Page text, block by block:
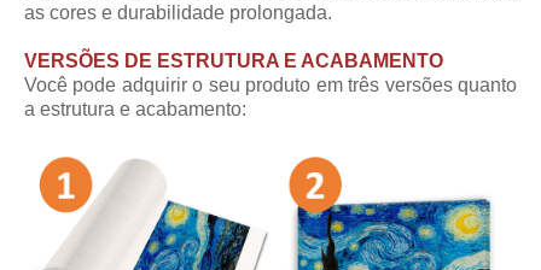
as cores e durabilidade prolongada.
VERSÕES DE ESTRUTURA E ACABAMENTO
Você pode adquirir o seu produto em três versões quanto
a estrutura e acabamento: